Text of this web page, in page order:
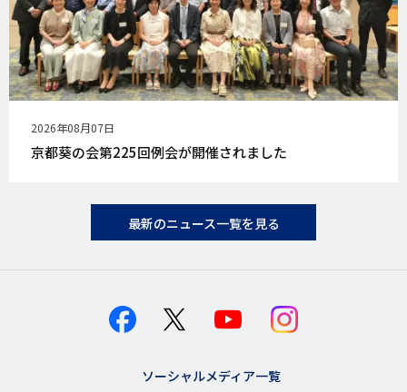
公
開
日
2026年08月07日
京都葵の会第225回例会が開催されました
最新のニュース一覧を見る
ソーシャルメディア一覧